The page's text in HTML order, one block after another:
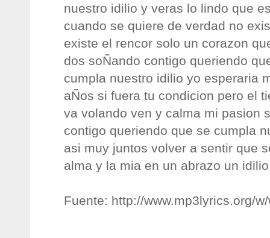
nuestro idilio y veras lo lindo que
cuando se quiere de verdad no
existe el rencor solo un corazon
dos soÑando contigo queriendo
cumpla nuestro idilio yo esperaria
aÑos si fuera tu condicion pero el
va volando ven y calma mi pasion
contigo queriendo que se cumpla
asi muy juntos volver a sentir que
alma y la mia en un abrazo un
Fuente: http://www.mp3lyrics.org/